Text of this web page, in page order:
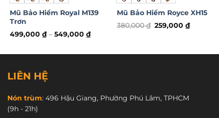
Mũ Bảo Hiểm Royal M139
Trơn
499,000 ₫ – 549,000 ₫
có
Các
Mũ Bảo Hiểm Royce XH15
380,000₫ Giá
gốc
259,000₫Giá
này
thể.
LIÊN HỆ
Nón trùm: 496 Hậu Giang, Phường Phú Lâm, TPHCM
(9h - 21h)